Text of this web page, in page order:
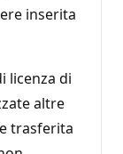
inserita
licenza di
altre
trasferita